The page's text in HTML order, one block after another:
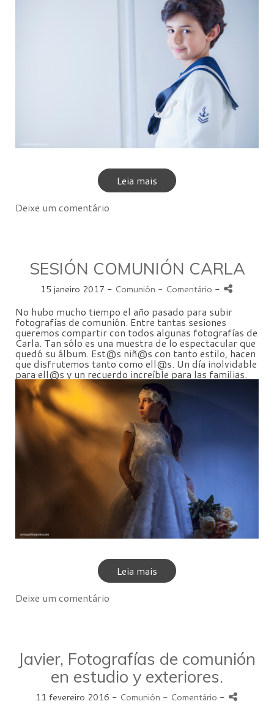
Leia mais
Deixe um comentário
SESIÓN COMUNIÓN CARLA
15 janeiro 2017 - Comunión - Comentário -
No hubo mucho tiempo el año pasado para subir
fotografías de comunión. Entre tantas sesiones
queremos compartir con todos algunas fotografías de
Carla. Tan sólo es una muestra de lo espectacular que
quedó su álbum. Est@s niñ@s con tanto estilo, hacen
que disfrutemos tanto como ell@s. Un día inolvidable
para ell@s y un recuerdo increíble para las familias.
Leia mais
Deixe um comentário
Javier, Fotografías de comunión
en estudio y exteriores.
11 fevereiro 2016 - Comunión - Comentário -